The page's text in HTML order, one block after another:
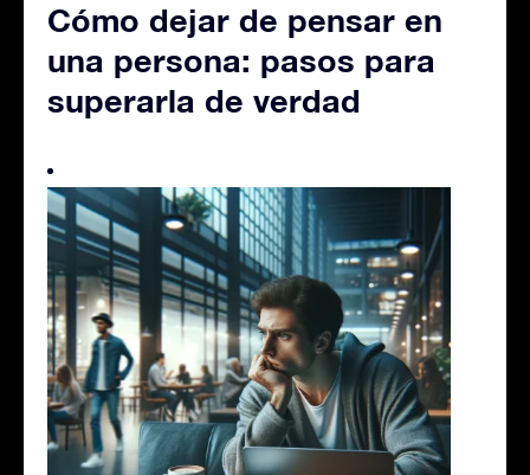
Cómo dejar de pensar en
una persona: pasos para
superarla de verdad